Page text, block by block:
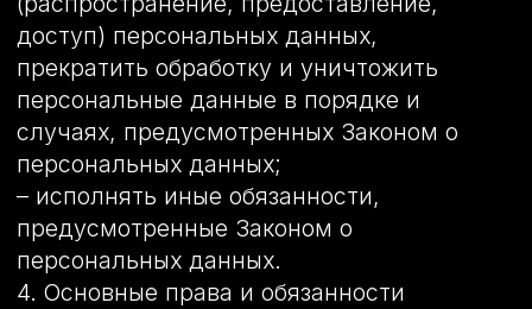
взглядов, религиозных или философских
убеждений, интимной жизни,
Оператором не осуществляется.
5.7. Обработка персональных данных,
разрешенных для распространения, из
числа специальных категорий
персональных данных, указанных в ч. 1
ст. 10 Закона о персональных данных,
допускается, если соблюдаются запреты
и условия, предусмотренные ст. 10.1
Закона о персональных данных.
5.8. Согласие Пользователя на обработку
персональных данных, разрешенных для